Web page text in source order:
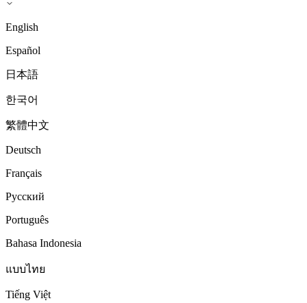
English
Español
日本語
한국어
繁體中文
Deutsch
Français
Русский
Português
Bahasa Indonesia
แบบไทย
Tiếng Việt